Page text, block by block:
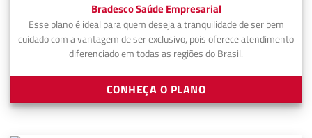
Bradesco Saúde Empresarial
Esse plano é ideal para quem deseja a tranquilidade de ser bem
cuidado com a vantagem de ser exclusivo, pois oferece atendimento
diferenciado em todas as regiões do Brasil.
CONHEÇA O PLANO